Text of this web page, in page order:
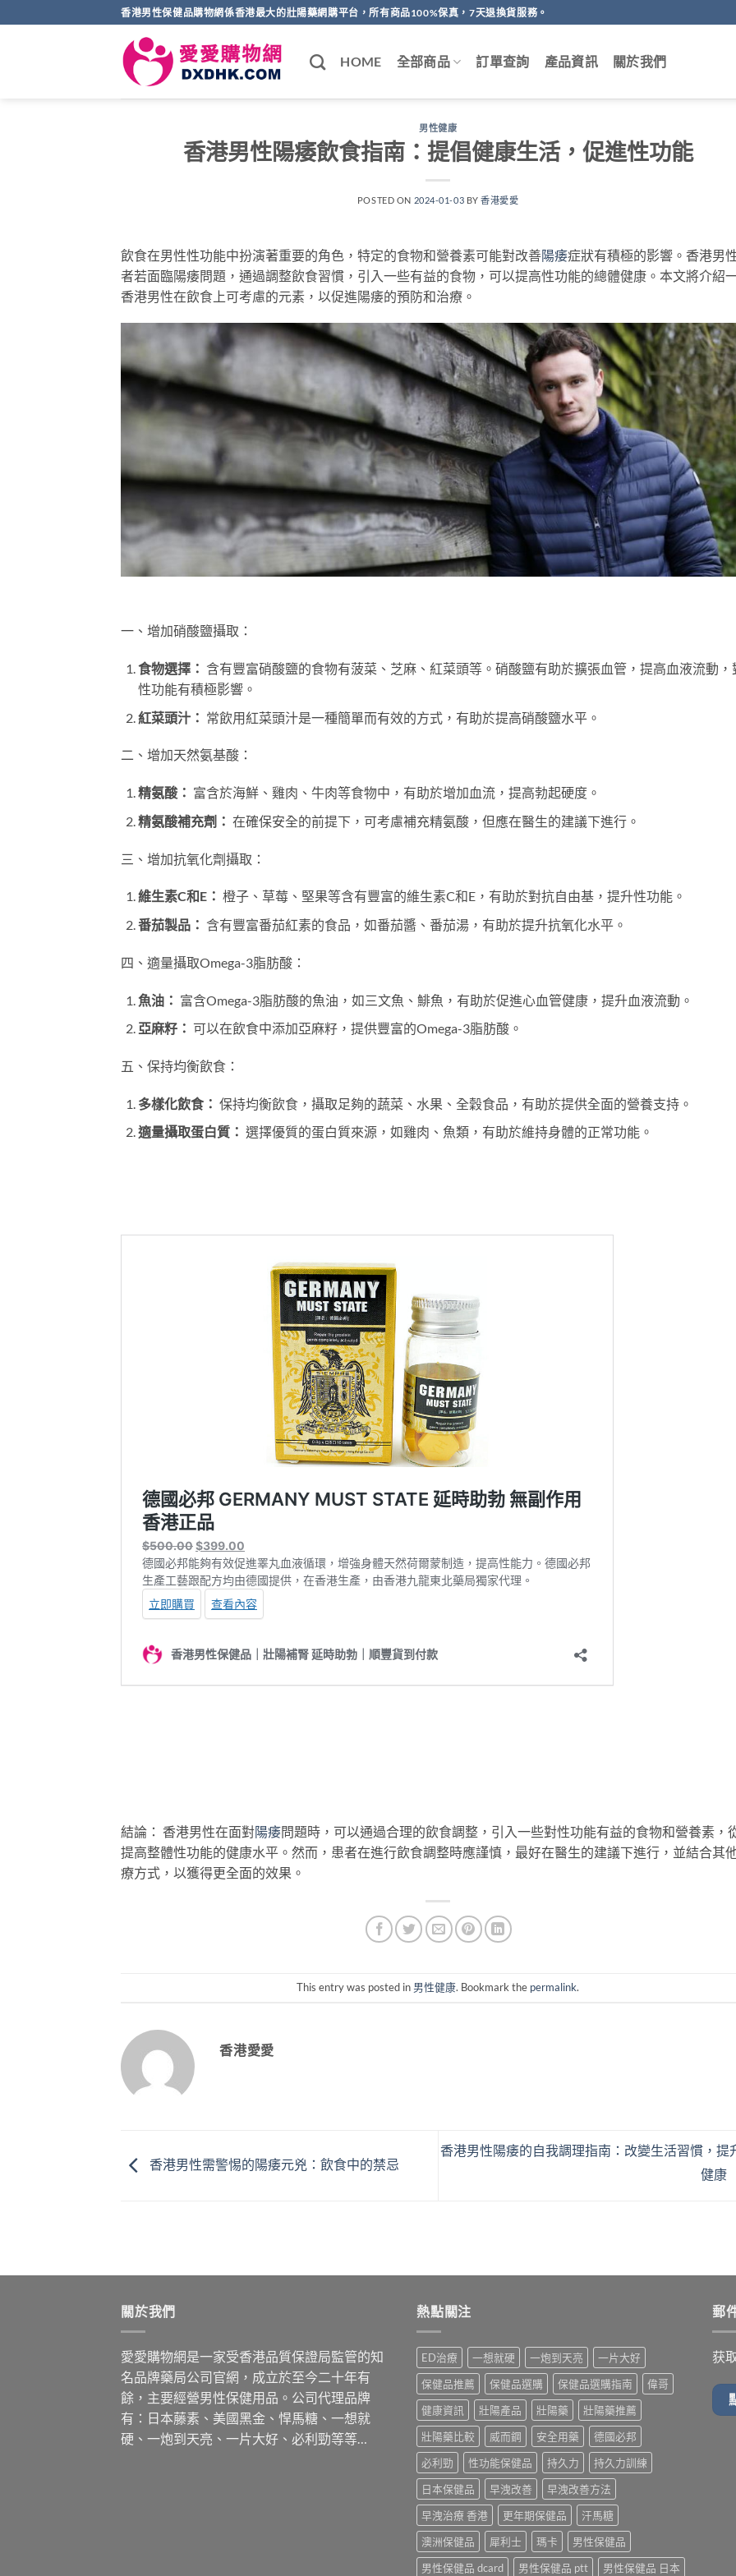
to
香港男性保健品購物網係香港最大的壯陽藥網購平台，所有商品100%保真，7天退換貨服務。
HOME 全部商品 訂單查詢 產品資訊 關於我們
男性健康
香港男性陽痿飲食指南：提倡健康生活，促進性功能
POSTED ON 2024-01-03 BY香港愛愛
飲食在男性性功能中扮演著重要的角色，特定的食物和營養素可能對改善陽痿症狀有積極的影響。香港男
者若面臨陽痿問題，通過調整飲食習慣，引入一些有益的食物，可以提高性功能的總體健康。本文將介紹
香港男性在飲食上可考慮的元素，以促進陽痿的預防和治療。
一、增加硝酸鹽攝取：
食物選擇： 含有豐富硝酸鹽的食物有菠菜、芝麻、紅菜頭等。硝酸鹽有助於擴張血管，提高血液流動，
性功能有積極影響。
紅菜頭汁： 常飲用紅菜頭汁是一種簡單而有效的方式，有助於提高硝酸鹽水平。
二、增加天然氨基酸：
精氨酸： 富含於海鮮、雞肉、牛肉等食物中，有助於增加血流，提高勃起硬度。
精氨酸補充劑： 在確保安全的前提下，可考慮補充精氨酸，但應在醫生的建議下進行。
三、增加抗氧化劑攝取：
維生素C和E： 橙子、草莓、堅果等含有豐富的維生素C和E，有助於對抗自由基，提升性功能。
番茄製品： 含有豐富番茄紅素的食品，如番茄醬、番茄湯，有助於提升抗氧化水平。
四、適量攝取Omega-3脂肪酸：
魚油： 富含Omega-3脂肪酸的魚油，如三文魚、鯡魚，有助於促進心血管健康，提升血液流動。
亞麻籽： 可以在飲食中添加亞麻籽，提供豐富的Omega-3脂肪酸。
五、保持均衡飲食：
多樣化飲食： 保持均衡飲食，攝取足夠的蔬菜、水果、全穀食品，有助於提供全面的營養支持。
適量攝取蛋白質： 選擇優質的蛋白質來源，如雞肉、魚類，有助於維持身體的正常功能。
結論： 香港男性在面對陽痿問題時，可以通過合理的飲食調整，引入一些對性功能有益的食物和營養素，
提高整體性功能的健康水平。然而，患者在進行飲食調整時應謹慎，最好在醫生的建議下進行，並結合其
療方式，以獲得更全面的效果。
This entry was posted in 男性健康. Bookmark the permalink.
香港愛愛
香港男性需警惕的陽痿元兇：飲食中的禁忌
香港男性陽痿的自我調理指南：改變生活習慣，提
健康
關於我們
愛愛購物網是一家受香港品質保證局監管的知
名品牌藥局公司官網，成立於至今二十年有
餘，主要經營男性保健用品。公司代理品牌
有：日本藤素、美國黑金、悍馬糖、一想就
硬、一炮到天亮、一片大好、必利勁等等…
熱點關注
ED治療 一想就硬 一炮到天亮
一片大好
保健品推薦
保健品選購 保健品選購指南
偉哥
健康資訊
壯陽產品 壯陽藥
壯陽藥推薦
壯陽藥比較
威而鋼 安全用藥
德國必邦
必利勁
性功能保健品 持久力
持久力訓練
日本保健品
早洩改善
早洩改善方法
早洩治療 香港
更年期保健品
汗馬糖
澳洲保健品
犀利士 瑪卡
男性保健品
男性保健品 dcard
男性保健品 ptt 男性保健品 日本
郵
获